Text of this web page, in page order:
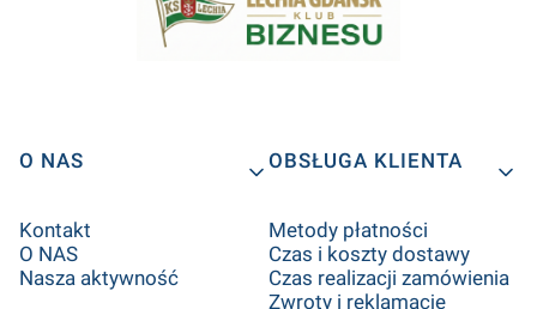
O NAS
Kontakt
O NAS
Nasza aktywność
OBSŁUGA KLIENTA
Metody płatności
Czas i koszty dostawy
Czas realizacji zamówienia
Zwroty i reklamacje